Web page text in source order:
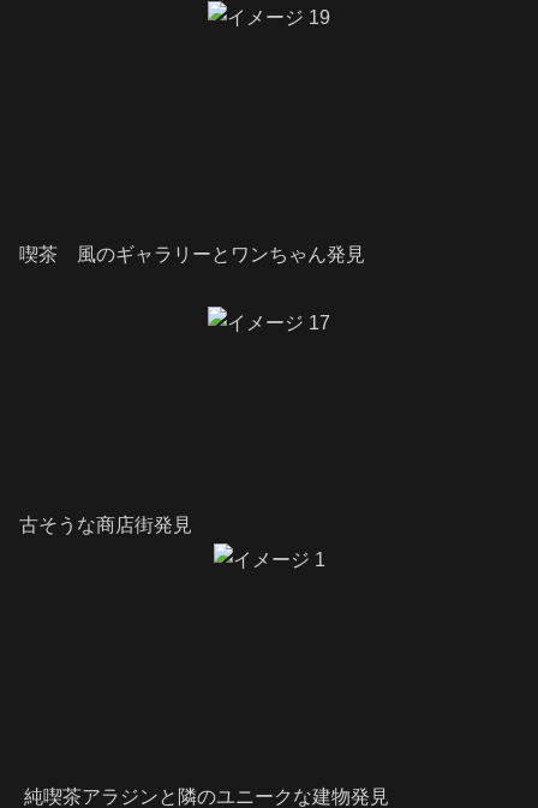
喫茶 風のギャラリーとワンちゃん発見
古そうな商店街発見
純喫茶アラジンと隣のユニークな建物発見